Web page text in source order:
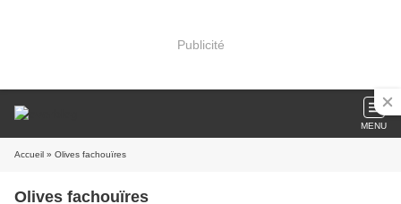
Publicité
MENU
Accueil » Olives fachouïres
Olives fachouïres